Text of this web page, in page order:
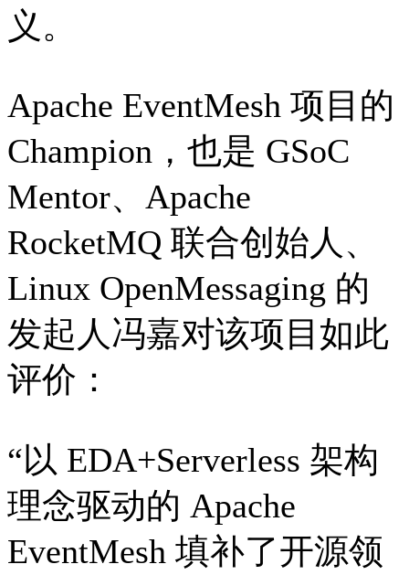
义。
Apache EventMesh 项目的
Champion，也是 GSoC
Mentor、Apache
RocketMQ 联合创始人、
Linux OpenMessaging 的
发起人冯嘉对该项目如此
评价：
“以 EDA+Serverless 架构
理念驱动的 Apache
EventMesh 填补了开源领